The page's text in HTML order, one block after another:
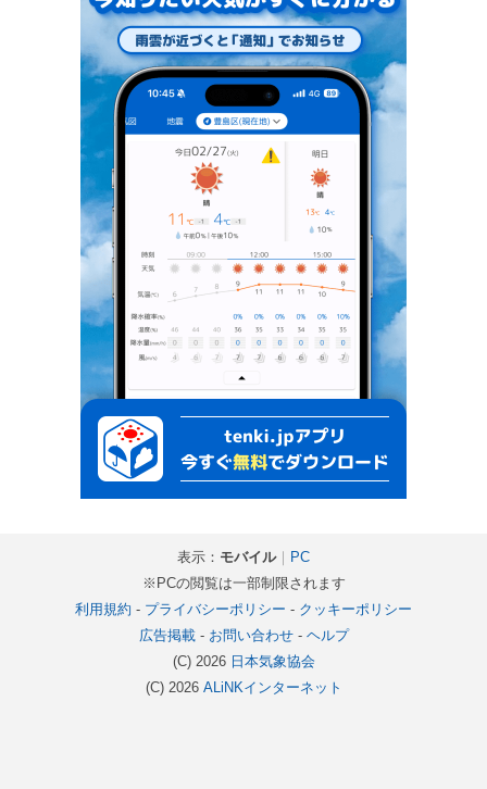
表示： モバイル｜
PC
※PCの閲覧は一部制限されます
利用規約 - プライバシーポリシー - クッキーポリシー
広告掲載- お問い合わせ- ヘルプ
(C) 2026 日本気象協会
(C) 2026 ALiNKインターネット